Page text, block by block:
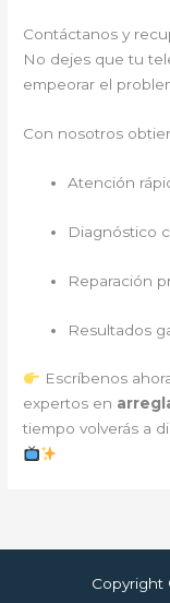
Contáctanos y
No dejes que tu
empeorar el
Con nosotros
Atención
Diagnóstico
Reparación
Resultados
Escríbenos
expertos en
tiempo volverás a
Copyright